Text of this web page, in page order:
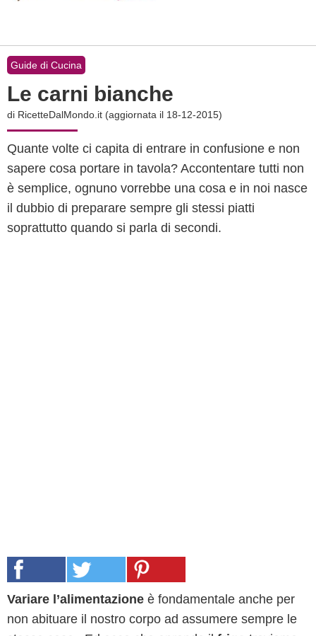
Guide di Cucina
Le carni bianche
di RicetteDalMondo.it (aggiornata il 18-12-2015)
Quante volte ci capita di entrare in confusione e non
sapere cosa portare in tavola? Accontentare tutti non
è semplice, ognuno vorrebbe una cosa e in noi nasce
il dubbio di preparare sempre gli stessi piatti
soprattutto quando si parla di secondi.
Variare l’alimentazione è fondamentale anche per
non abituare il nostro corpo ad assumere sempre le